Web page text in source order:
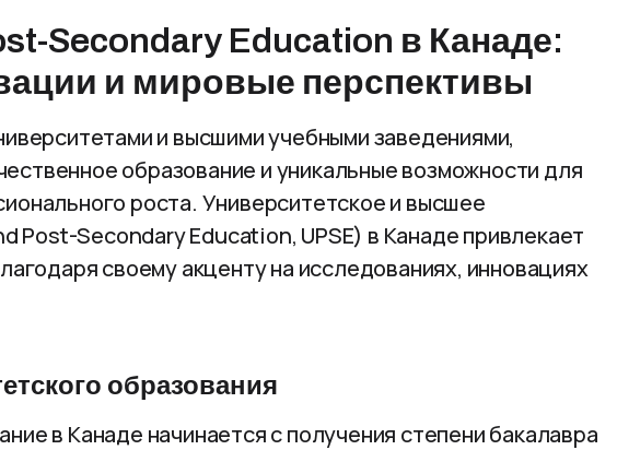
Secondary Education в Канаде:
и мировые перспективы
и высшими учебными заведениями,
образование и уникальные возможности для
роста. Университетское и высшее
Post-Secondary Education, UPSE) в Канаде привлекает
своему акценту на исследованиях, инновациях
образования
в Канаде начинается с получения степени бакалавра